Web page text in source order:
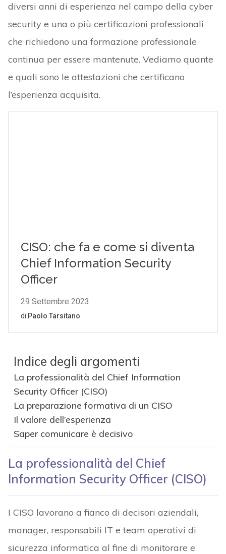
diversi anni di esperienza nel campo della cyber
security e una o più certificazioni professionali
che richiedono una formazione professionale
continua per essere mantenute. Vediamo quante
e quali sono le attestazioni che certificano
l’esperienza acquisita.
Indice degli argomenti
La professionalità del Chief Information
Security Officer (CISO)
La preparazione formativa di un CISO
Il valore dell’esperienza
Saper comunicare è decisivo
La professionalità del Chief
Information Security Officer (CISO)
I CISO lavorano a fianco di decisori aziendali,
manager, responsabili IT e team operativi di
sicurezza informatica al fine di monitorare e